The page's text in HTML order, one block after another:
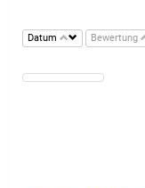
Datum Bewertung